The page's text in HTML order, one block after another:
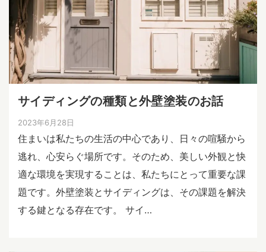
サイディングの種類と外壁塗装のお話
2023年6月28日
住まいは私たちの生活の中心であり、日々の喧騒から
逃れ、心安らぐ場所です。そのため、美しい外観と快
適な環境を実現することは、私たちにとって重要な課
題です。外壁塗装とサイディングは、その課題を解決
する鍵となる存在です。 サイ…